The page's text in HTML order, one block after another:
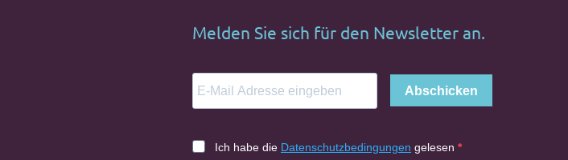
Melden Sie sich für den Newsletter an.
Abschicken
Ich habe die Datenschutzbedingungen gelesen